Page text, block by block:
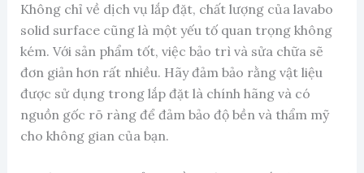
Không chỉ về dịch vụ lắp đặt, chất lượng của lavabo
solid surface cũng là một yếu tố quan trọng không
kém. Với sản phẩm tốt, việc bảo trì và sửa chữa sẽ
đơn giản hơn rất nhiều. Hãy đảm bảo rằng vật liệu
được sử dụng trong lắp đặt là chính hãng và có
nguồn gốc rõ ràng để đảm bảo độ bền và thẩm mỹ
cho không gian của bạn.